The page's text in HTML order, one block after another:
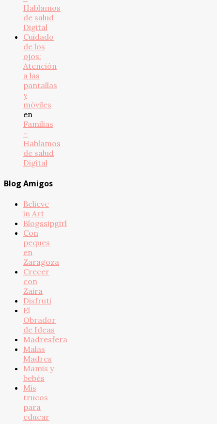
Hablamos
de salud
Digital
Cuidado
de los
ojos:
Atención
a las
pantallas
y
móviles
en
Familias
–
Hablamos
de salud
Digital
Blog Amigos
Believe
in Art
Blogssipgirl
Con
peques
en
Zaragoza
Crecer
con
Zaira
Disfruti
El
Obrador
de Ideas
Madresfera
Malas
Madres
Mamis y
bebés
Mis
trucos
para
educar